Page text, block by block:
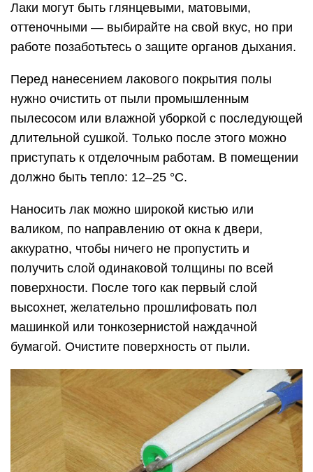
Лаки могут быть глянцевыми, матовыми,
оттеночными — выбирайте на свой вкус, но при
работе позаботьтесь о защите органов дыхания.
Перед нанесением лакового покрытия полы
нужно очистить от пыли промышленным
пылесосом или влажной уборкой с последующей
длительной сушкой. Только после этого можно
приступать к отделочным работам. В помещении
должно быть тепло: 12–25 °С.
Наносить лак можно широкой кистью или
валиком, по направлению от окна к двери,
аккуратно, чтобы ничего не пропустить и
получить слой одинаковой толщины по всей
поверхности. После того как первый слой
высохнет, желательно прошлифовать пол
машинкой или тонкозернистой наждачной
бумагой. Очистите поверхность от пыли.